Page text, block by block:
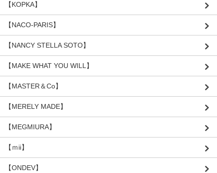
【KOPKA】
【NACO-PARIS】
【NANCY STELLA SOTO】
【MAKE WHAT YOU WILL】
【MASTER＆Co】
【MERELY MADE】
【MEGMIURA】
【ｍii】
【ONDEV】